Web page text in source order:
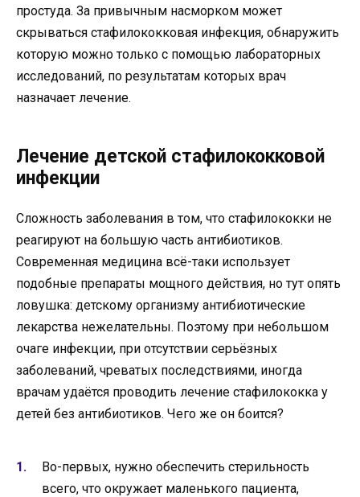
простуда. За привычным насморком может
скрываться стафилококковая инфекция, обнаружить
которую можно только с помощью лабораторных
исследований, по результатам которых врач
назначает лечение.
Лечение детской стафилококковой
инфекции
Сложность заболевания в том, что стафилококки не
реагируют на большую часть антибиотиков.
Современная медицина всё-таки использует
подобные препараты мощного действия, но тут опять
ловушка: детскому организму антибиотические
лекарства нежелательны. Поэтому при небольшом
очаге инфекции, при отсутствии серьёзных
заболеваний, чреватых последствиями, иногда
врачам удаётся проводить лечение стафилококка у
детей без антибиотиков. Чего же он боится?
Во-первых, нужно обеспечить стерильность
всего, что окружает маленького пациента,